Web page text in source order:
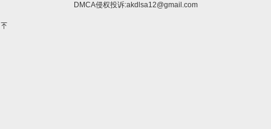
DMCA侵权投诉:akdlsa12@gmail.com